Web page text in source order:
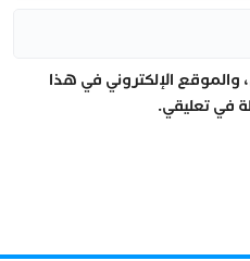
والموقع الإلكتروني في هذا
في تعليقي.